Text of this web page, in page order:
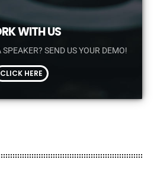
WITH US
SEND US YOUR DEMO!
CLICK HERE